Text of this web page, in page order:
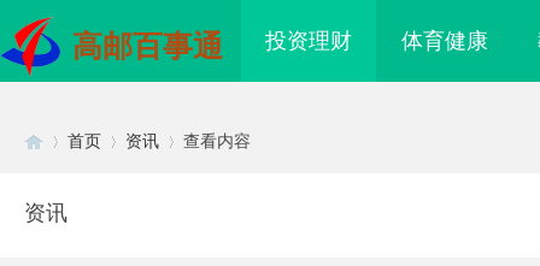
高邮百事通 投资理财 体育健康
首页 资讯 查看内容
资讯